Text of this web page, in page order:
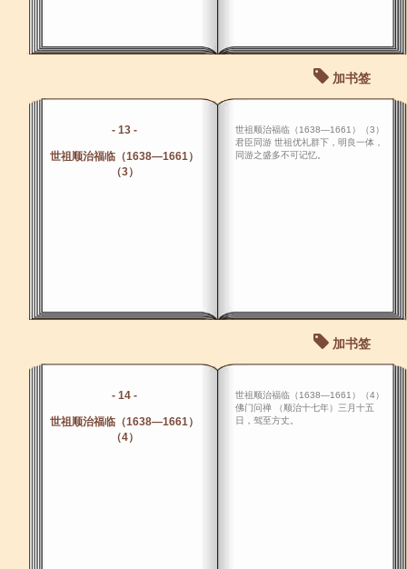
加书签
- 13 -
世祖顺治福临（1638―1661）
（3）
世祖顺治福临（1638―1661）（3）
君臣同游 世祖优礼群下，明良一体，
同游之盛多不可记忆。
加书签
- 14 -
世祖顺治福临（1638―1661）
（4）
世祖顺治福临（1638―1661）（4）
佛门问禅 （顺治十七年）三月十五
日，驾至方丈。